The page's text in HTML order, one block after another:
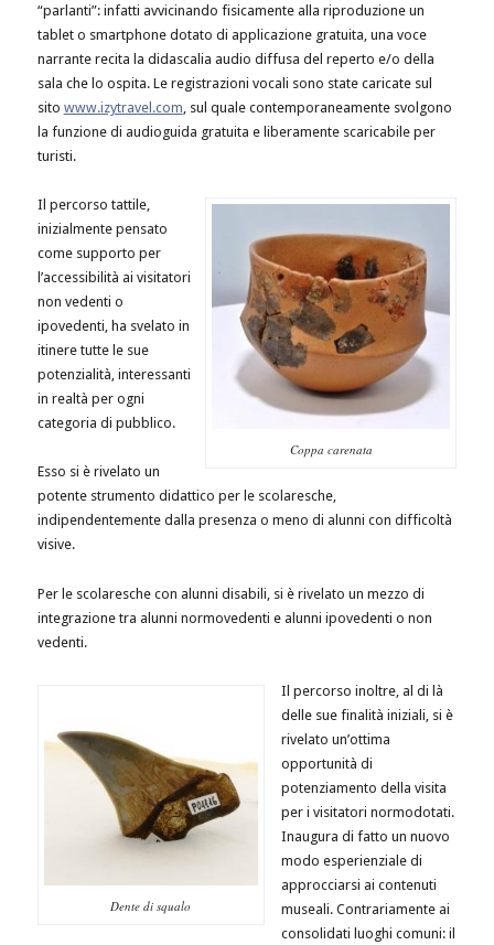
“parlanti”: infatti avvicinando fisicamente alla riproduzione un
tablet o smartphone dotato di applicazione gratuita, una voce
narrante recita la didascalia audio diffusa del reperto e/o della
sala che lo ospita. Le registrazioni vocali sono state caricate sul
sito www.izytravel.com , sul quale contemporaneamente svolgono
la funzione di audioguida gratuita e liberamente scaricabile per
turisti.
Coppa carenata
Il percorso tattile,
inizialmente pensato
come supporto per
l’accessibilità ai visitatori
non vedenti o
ipovedenti, ha svelato in
itinere tutte le sue
potenzialità, interessanti
in realtà per ogni
categoria di pubblico.
Esso si è rivelato un
potente strumento didattico per le scolaresche,
indipendentemente dalla presenza o meno di alunni con difficoltà
visive.
Per le scolaresche con alunni disabili, si è rivelato un mezzo di
integrazione tra alunni normovedenti e alunni ipovedenti o non
vedenti.
Dente di squalo
Il percorso inoltre, al di là
delle sue finalità iniziali, si è
rivelato un’ottima
opportunità di
potenziamento della visita
per i visitatori normodotati.
Inaugura di fatto un nuovo
modo esperienziale di
approcciarsi ai contenuti
museali. Contrariamente ai
consolidati luoghi comuni: il